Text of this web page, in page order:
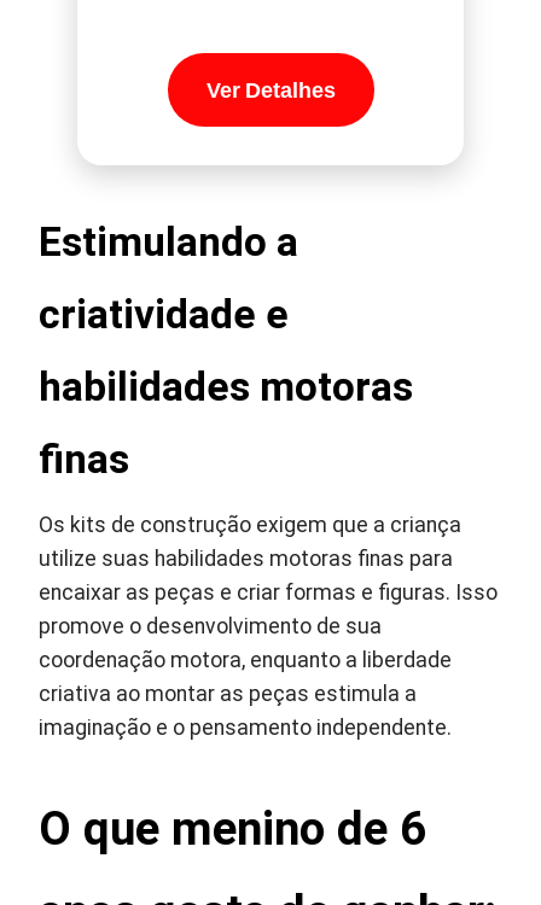
Ver Detalhes
Estimulando a
criatividade e
habilidades motoras
finas
Os kits de construção exigem que a criança
utilize suas habilidades motoras finas para
encaixar as peças e criar formas e figuras. Isso
promove o desenvolvimento de sua
coordenação motora, enquanto a liberdade
criativa ao montar as peças estimula a
imaginação e o pensamento independente.
O que menino de 6